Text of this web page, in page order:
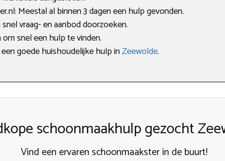
Meestal al binnen 3 dagen een hulp gevonden.
vraag- en aanbod doorzoeken.
snel een hulp te vinden.
goede huishoudelijke hulp inZeewolde.
schoonmaakhulp gezocht
Vind een ervaren schoonmaakster in de buurt!